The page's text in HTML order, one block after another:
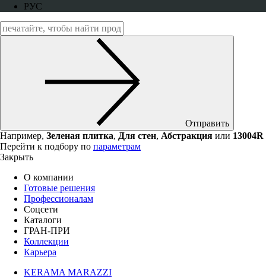
РУС
Отправить
Например, Зеленая плитка, Для стен, Абстракция или 13004R
Перейти к подбору по параметрам
Закрыть
О компании
Готовые решения
Профессионалам
Соцсети
Каталоги
ГРАН-ПРИ
Коллекции
Карьера
KERAMA MARAZZI